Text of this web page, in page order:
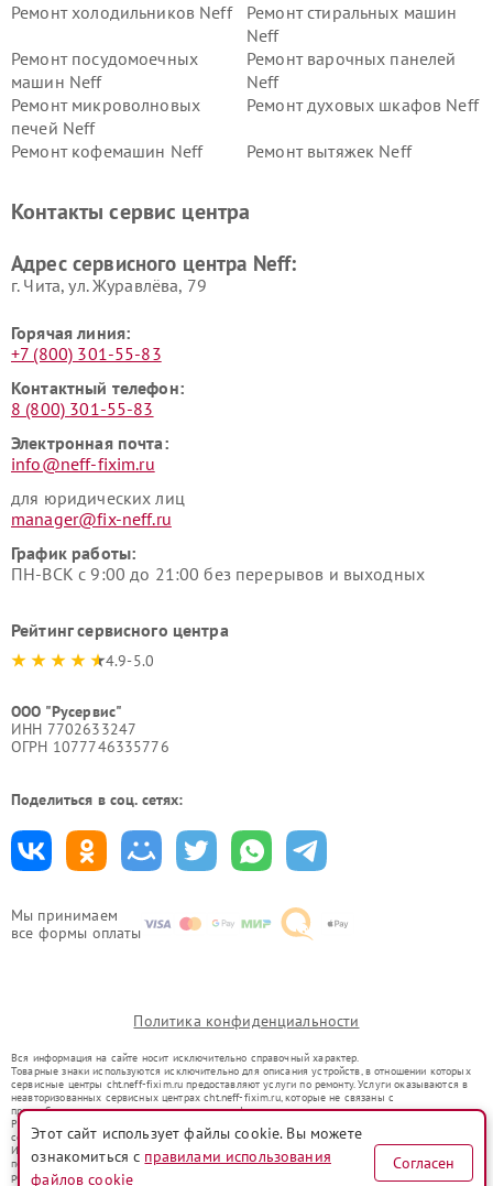
Мы принимаем
все формы оплаты
Ремонт холодильников Neff
Ремонт стиральных машин
Neff
Ремонт посудомоечных
машин Neff
Ремонт варочных панелей
Neff
Ремонт микроволновых
печей Neff
Ремонт духовых шкафов Neff
Ремонт кофемашин Neff Ремонт вытяжек Neff
Контакты сервис центра
Адрес сервисного центра Neff:
г. Чита, ул. Журавлёва, 79
Горячая линия:
+7 (800) 301-55-83
Контактный телефон:
8 (800) 301-55-83
Электронная почта:
info@neff-fixim.ru
для юридических лиц
manager@fix-neff.ru
График работы:
ПН-ВСК с 9:00 до 21:00 без перерывов и выходных
Рейтинг сервисного центра
4.9-5.0
ООО "Русервис"
ИНН 7702633247
ОГРН 1077746335776
Поделиться в соц. сетях:
Политика конфиденциальности
Вся информация на сайте носит исключительно справочный характер.
Товарные знаки используются исключительно для описания устройств, в отношении которых
сервисные центры cht.neff-fixim.ru предоставляют услуги по ремонту. Услуги оказываются в
неавторизованных сервисных центрах cht.neff-fixim.ru, которые не связаны с
правообладателями товарных знаков или их официальными представителями.
Ремонт осуществляется для устройств, уже введенных в гражданский оборот в соответствии
со статьей 1487 ГК РФ.
Использование товарных знаков не преследует цели индивидуализации услуг или введения
потребителей в заблуждение, а служит для информирования о предоставляемых услугах по
ремонту техники указанных брендов.
Этот сайт использует файлы cookie. Вы можете
ознакомиться с правилами использования
файлов cookie
Согласен